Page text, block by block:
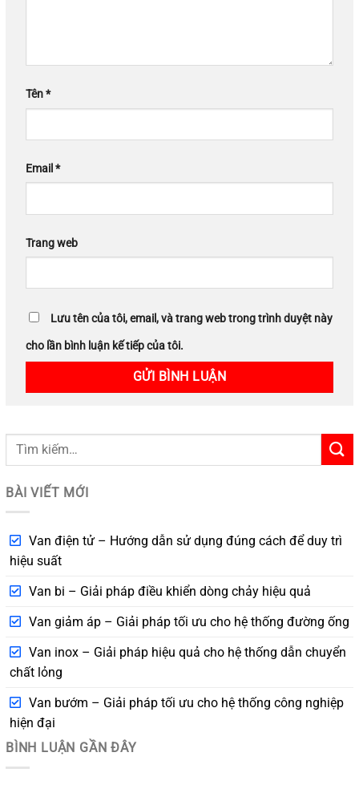
Tên*
Email *
Trang web
Lưu tên của tôi, email, và trang web trong trình duyệt này
cho lần bình luận kế tiếp của tôi.
BÀI VIẾT MỚI
Van điện tử – Hướng dẫn sử dụng đúng cách để duy trì
hiệu suất
Van bi – Giải pháp điều khiển dòng chảy hiệu quả
Van giảm áp – Giải pháp tối ưu cho hệ thống đường ống
Van inox – Giải pháp hiệu quả cho hệ thống dẫn chuyển
chất lỏng
Van bướm – Giải pháp tối ưu cho hệ thống công nghiệp
hiện đại
BÌNH LUẬN GẦN ĐÂY